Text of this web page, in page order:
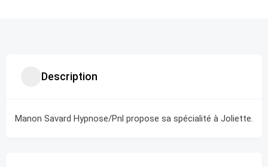
Description
Manon Savard Hypnose/Pnl propose sa spécialité à Joliette.